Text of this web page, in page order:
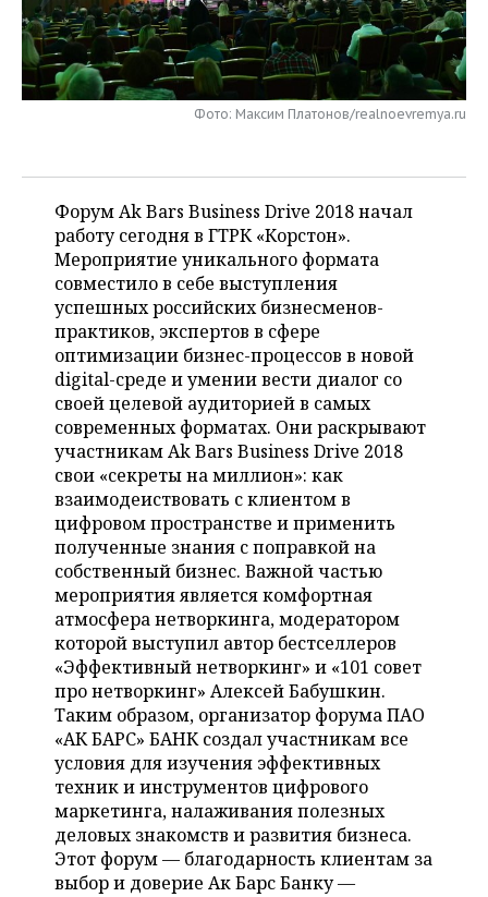
НЕФТЕХИМИЯ
НЕФТЬ
ОПК
РОЗНИЧНАЯ ТОРГОВЛЯ
ТРАНСПОРТ
НОВОСТИ ТЕХНОЛОГИЙ
IT
МЕРОПРИЯТИЯ
НОВОСТИ МЕРОПРИЯТИЙ
ONLINE-КОНФЕРЕНЦИИ
ОТКРЫТАЯ ЛЕКЦИЯ
СПОРТ
ХОККЕЙ
БАСКЕТБОЛ
ВОЛЕЙБОЛ
КИБЕРСПОРТ
ФИГУРНОЕ КАТАНИЕ
ВОДНЫЕ ВИДЫ СПОРТА
ХОККЕЙ С МЯЧОМ
ВЛАСТЬ
ИНФРАСТРУКТУРА
ИСТОРИЯ
КУЛЬТУРА
МЕДИЦИНА
ОБРАЗОВАНИЕ
ПРОИСШЕСТВИЯ
СЮЖЕТЫ
СПРАВОЧНИК
СПИСОК ПЕРСОН
СПИСОК КОМПАНИЙ
ПОЛНАЯ ВЕРСИЯ
Фото: Максим Платонов/realnoevremya.ru
Форум Ak Bars Business Drive 2018 начал
работу сегодня в ГТРК «Корстон».
Мероприятие уникального формата
совместило в себе выступления
успешных российских бизнесменов-
практиков, экспертов в сфере
оптимизации бизнес-процессов в новой
digital-среде и умении вести диалог со
своей целевой аудиторией в самых
современных форматах. Они раскрывают
участникам Ak Bars Business Drive 2018
свои «секреты на миллион»: как
взаимодеиствовать с клиентом в
цифровом пространстве и применить
полученные знания с поправкой на
собственный бизнес. Важной частью
мероприятия является комфортная
атмосфера нетворкинга, модератором
которой выступил автор бестселлеров
«Эффективный нетворкинг» и «101 совет
про нетворкинг» Алексей Бабушкин.
Таким образом, организатор форума ПАО
«АК БАРС» БАНК создал участникам все
условия для изучения эффективных
техник и инструментов цифрового
маркетинга, налаживания полезных
деловых знакомств и развития бизнеса.
Этот форум — благодарность клиентам за
выбор и доверие Ак Барс Банку —